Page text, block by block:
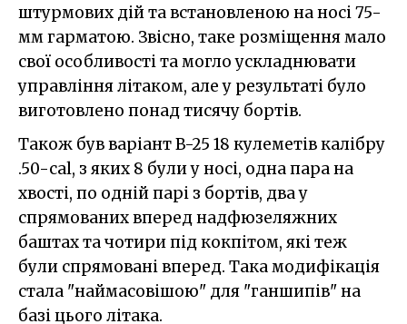
штурмових дій та встановленою на носі 75-
мм гарматою. Звісно, таке розміщення мало
свої особливості та могло ускладнювати
управління літаком, але у результаті було
виготовлено понад тисячу бортів.
Також був варіант B-25 18 кулеметів калібру
.50-cal, з яких 8 були у носі, одна пара на
хвості, по одній парі з бортів, два у
спрямованих вперед надфюзеляжних
баштах та чотири під кокпітом, які теж
були спрямовані вперед. Така модифікація
стала "наймасовішою" для "ганшипів" на
базі цього літака.